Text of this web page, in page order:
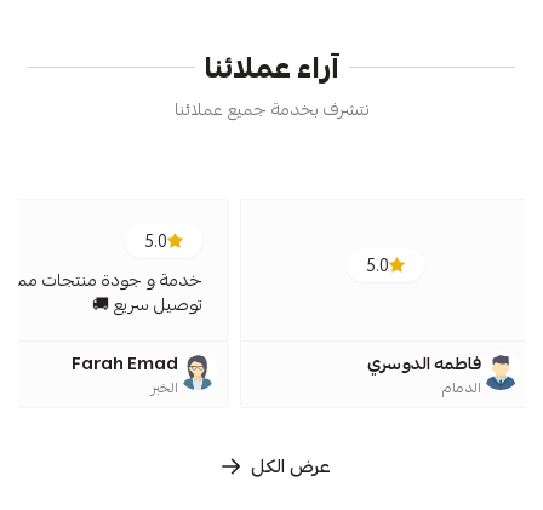
آراء عملائنا
نتشرف بخدمة جميع عملائنا
5.0
فاطمه الدوسري
الدمام
5.0
خدمة و جودة منتجات
توصيل سريع 🚚
Farah Emad
الخبر
عرض الكل